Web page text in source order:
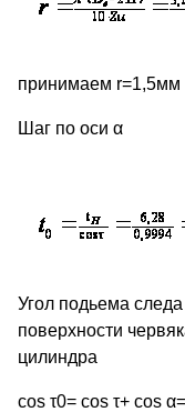
принимаем r=1,5мм
Шаг по оси α
Угол подьема
поверхности
цилиндра
cos τ0= cos τ+ cos